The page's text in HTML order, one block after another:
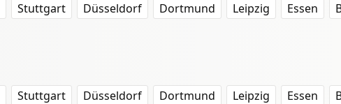
Stuttgart Düsseldorf Dortmund Leipzig Essen
Stuttgart Düsseldorf Dortmund Leipzig Essen